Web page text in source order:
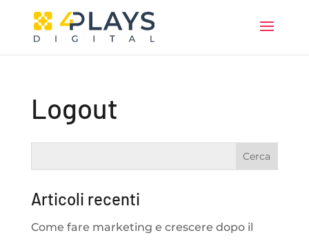
Logout
Articoli recenti
Come fare marketing e crescere dopo il